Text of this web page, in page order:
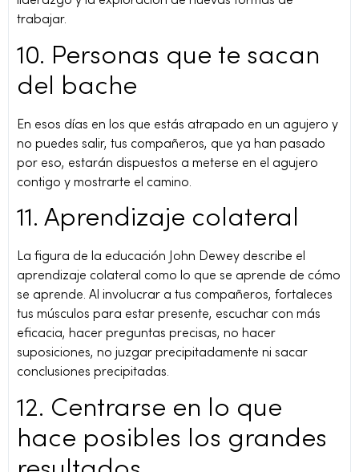
trabajar.
10. Personas que te sacan
del bache
En esos días en los que estás atrapado en un agujero y
no puedes salir, tus compañeros, que ya han pasado
por eso, estarán dispuestos a meterse en el agujero
contigo y mostrarte el camino.
11. Aprendizaje colateral
La figura de la educación John Dewey describe el
aprendizaje colateral como lo que se aprende de cómo
se aprende. Al involucrar a tus compañeros, fortaleces
tus músculos para estar presente, escuchar con más
eficacia, hacer preguntas precisas, no hacer
suposiciones, no juzgar precipitadamente ni sacar
conclusiones precipitadas.
12. Centrarse en lo que
hace posibles los grandes